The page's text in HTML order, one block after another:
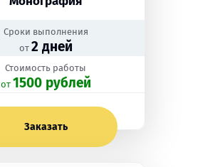
Сроки выполнения
от 2 дней
Стоимость работы
oт 1500 рублей
Заказать